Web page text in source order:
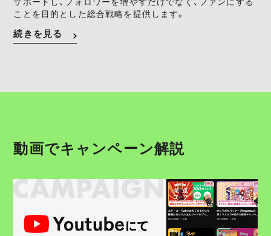
ことを目的とした総合戦略を提供します。
続きを見る
動画でキャンペーン解説